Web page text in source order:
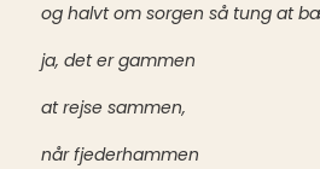
og halvt om sorgen så tung at
ja, det er gammen
at rejse sammen,
når fjederhammen